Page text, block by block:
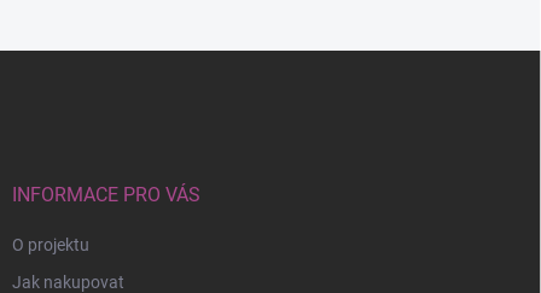
INFORMACE PRO VÁS
O projektu
Jak nakupovat